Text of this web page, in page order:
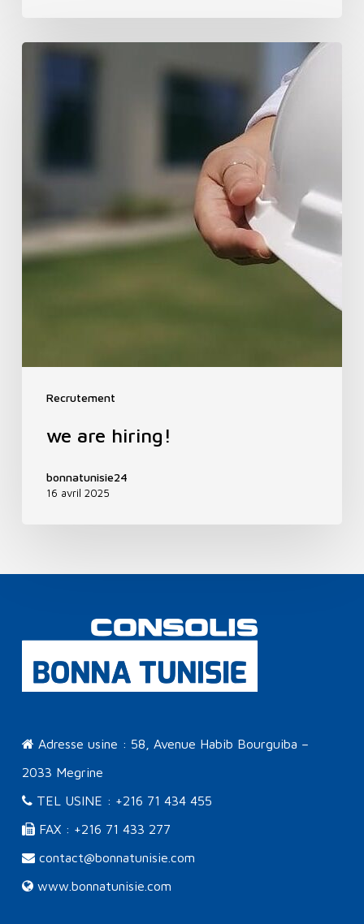
Recrutement
we are hiring!
bonnatunisie24
16 avril 2025
Adresse usine : 58, Avenue Habib Bourguiba –
2033 Megrine
TEL USINE : +216 71 434 455
FAX : +216 71 433 277
contact@bonnatunisie.com
www.bonnatunisie.com